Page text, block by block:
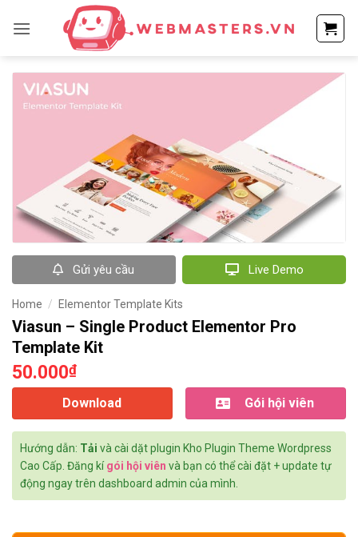
qua
dung
Gửi yêu cầu Live Demo
Home / Elementor Template Kits
Viasun – Single Product Elementor Pro
Template Kit
50.000₫
Download Gói hội viên
Hướng dẫn: Tải và cài dặt plugin Kho Plugin Theme Wordpress
Cao Cấp. Đăng kígói hội viên và bạn có thể cài đặt + update tự
động ngay trên dashboard admin của mình.